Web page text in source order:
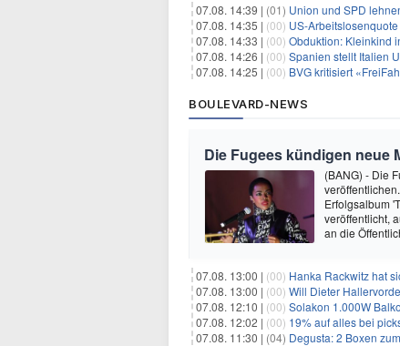
07.08. 14:39 | (01) Union und SPD
07.08. 14:35 | (00) US-
07.08. 14:33 | (00) Obduktion: Kleinkind
07.08. 14:26 | (00) Spanien stellt Italien
07.08. 14:25 | (00) BVG kritisiert
BOULEVARD-NEWS
Die Fugees kündigen neue
(BANG) - Die
Erfolgsalbum
veröffentlicht,
an die
07.08. 13:00 | (00) Hanka Rackwitz hat
07.08. 13:00 | (00) Will Dieter
07.08. 12:10 | (00) Solakon 1.000W
07.08. 12:02 | (00) 19% auf alles bei
07.08. 11:30 | (04) Degusta: 2 Boxen